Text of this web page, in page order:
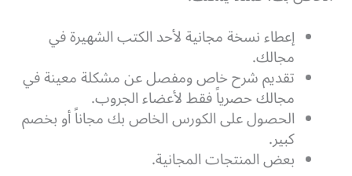
إعطاء نسخة مجانية لأحد الكتب الشهيرة في
مجالك.
تقديم شرح خاص ومفصل عن مشكلة معينة في
مجالك حصرياً فقط لأعضاء الجروب.
الحصول على الكورس الخاص بك مجاناً أو بخصم
كبير.
بعض المنتجات المجانية.